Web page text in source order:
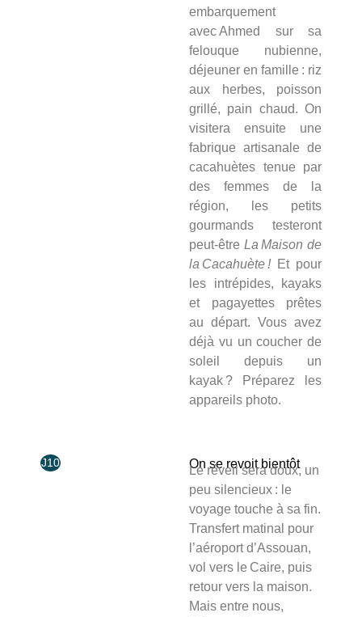
embarquement
avec Ahmed sur sa
felouque nubienne,
déjeuner en famille : riz
aux herbes, poisson
grillé, pain chaud. On
visitera ensuite une
fabrique artisanale de
cacahuètes tenue par
des femmes de la
région, les petits
gourmands testeront
peut‑être La Maison de
la Cacahuète !Et pour
les intrépides, kayaks
et pagayettes prêtes
au départ. Vous avez
déjà vu un coucher de
soleil depuis un
kayak ? Préparez les
appareils photo.
J10 On se revoit bientôt
Le réveil sera doux, un
peu silencieux : le
voyage touche à sa fin.
Transfert matinal pour
l’aéroport d’Assouan,
vol vers le Caire, puis
retour vers la maison.
Mais entre nous,